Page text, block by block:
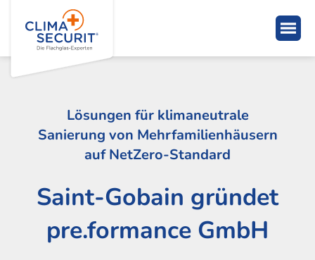
Lösungen für klimaneutrale
Sanierung von Mehrfamilienhäusern
auf NetZero-Standard
Saint-Gobain gründet
pre.formance GmbH